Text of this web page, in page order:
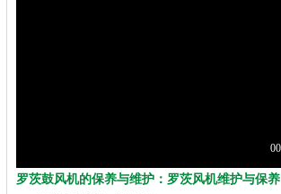
罗茨鼓风机的保养与维护：罗茨风机维护与保养